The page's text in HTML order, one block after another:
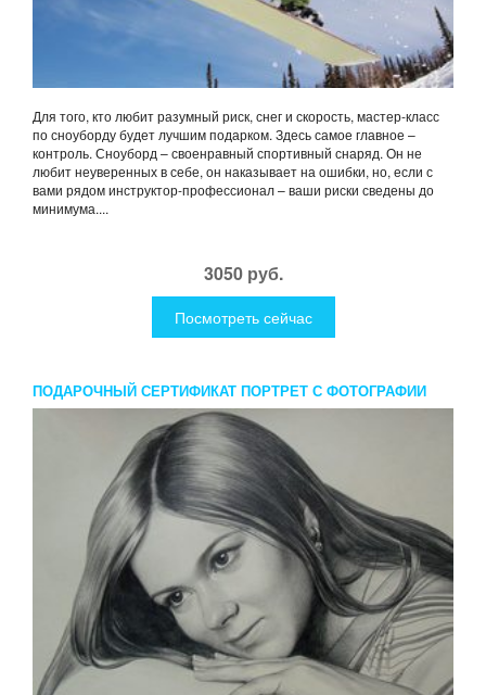
Для того, кто любит разумный риск, снег и скорость, мастер-класс
по сноуборду будет лучшим подарком. Здесь самое главное –
контроль. Сноуборд – своенравный спортивный снаряд. Он не
любит неуверенных в себе, он наказывает на ошибки, но, если с
вами рядом инструктор-профессионал – ваши риски сведены до
минимума....
3050 руб.
Посмотреть сейчас
ПОДАРОЧНЫЙ СЕРТИФИКАТ ПОРТРЕТ С ФОТОГРАФИИ